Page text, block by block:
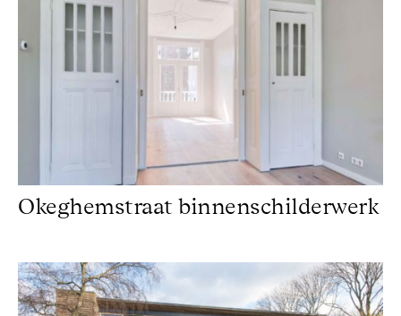
Okeghemstraat binnenschilderwerk
Het Uitvaarthuis Purmerend Beemster